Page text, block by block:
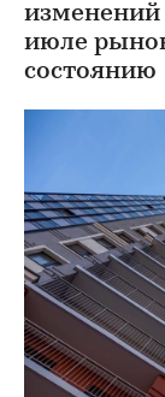
изменений
июле
состоянию